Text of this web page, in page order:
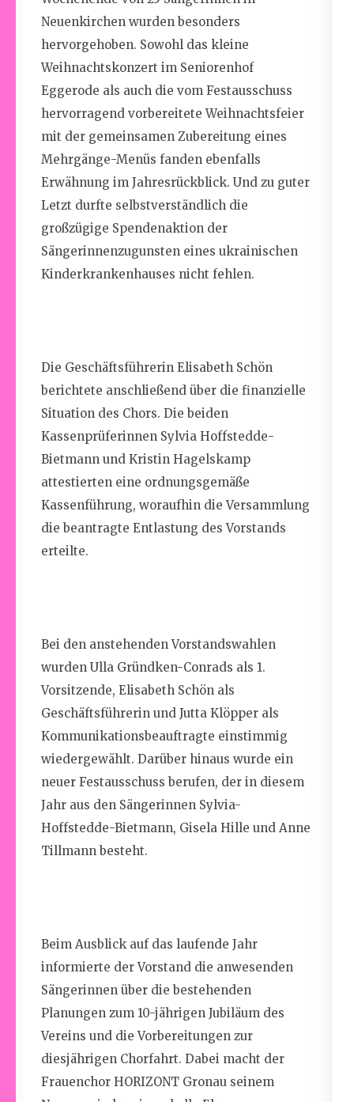
Neuenkirchen wurden besonders
hervorgehoben. Sowohl das kleine
Weihnachtskonzert im Seniorenhof
Eggerode als auch die vom Festausschuss
hervorragend vorbereitete Weihnachtsfeier
mit der gemeinsamen Zubereitung eines
Mehrgänge-Menüs fanden ebenfalls
Erwähnung im Jahresrückblick. Und zu guter
Letzt durfte selbstverständlich die
großzügige Spendenaktion der
Sängerinnenzugunsten eines ukrainischen
Kinderkrankenhauses nicht fehlen.
Die Geschäftsführerin Elisabeth Schön
berichtete anschließend über die finanzielle
Situation des Chors. Die beiden
Kassenprüferinnen Sylvia Hoffstedde-
Bietmann und Kristin Hagelskamp
attestierten eine ordnungsgemäße
Kassenführung, woraufhin die Versammlung
die beantragte Entlastung des Vorstands
erteilte.
Bei den anstehendenVorstandswahlen
wurden Ulla Gründken-Conrads als 1.
Vorsitzende, Elisabeth Schön als
Geschäftsführerin und Jutta Klöpper als
Kommunikationsbeauftragte einstimmig
wiedergewählt. Darüber hinaus wurde ein
neuer Festausschussberufen, der in diesem
Jahr aus den Sängerinnen Sylvia-
Hoffstedde-Bietmann, Gisela Hille und Anne
Tillmann besteht.
Beim Ausblick auf das laufende Jahr
informierte der Vorstand die anwesenden
Sängerinnen über die bestehenden
Planungen zum 10-jährigen Jubiläum des
Vereins und die Vorbereitungen zur
diesjährigen Chorfahrt. Dabei macht der
Frauenchor HORIZONT Gronau seinem